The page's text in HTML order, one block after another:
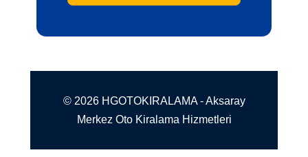
© 2026 HGOTOKIRALAMA - Aksaray
Merkez Oto Kiralama Hizmetleri